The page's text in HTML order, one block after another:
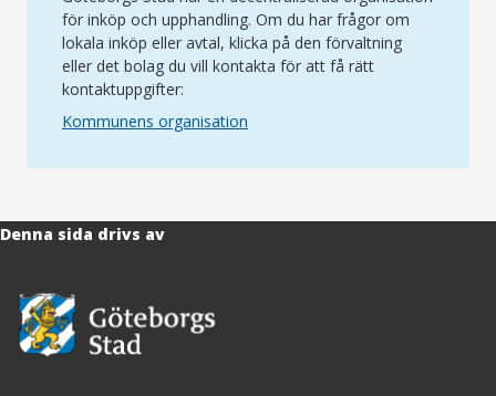
för inköp och upphandling. Om du har frågor om
lokala inköp eller avtal, klicka på den förvaltning
eller det bolag du vill kontakta för att få rätt
kontaktuppgifter:
Kommunens organisation
Denna sida drivs av